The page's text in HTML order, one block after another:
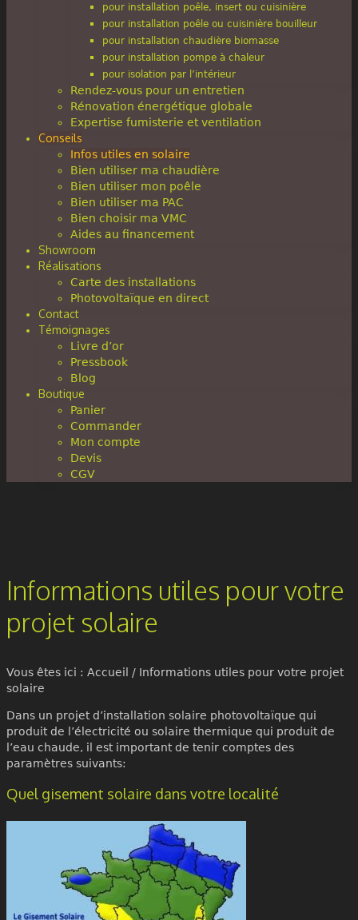
pour installation poêle, insert ou cuisinière
pour installation poêle ou cuisinière bouilleur
pour installation chaudière biomasse
pour installation pompe à chaleur
pour isolation par l’intérieur
Rendez-vous pour un entretien
Rénovation énergétique globale
Expertise fumisterie et ventilation
Conseils
Infos utiles en solaire
Bien utiliser ma chaudière
Bien utiliser mon poêle
Bien utiliser ma PAC
Bien choisir ma VMC
Aides au financement
Showroom
Réalisations
Carte des installations
Photovoltaïque en direct
Contact
Témoignages
Livre d’or
Pressbook
Blog
Boutique
Panier
Commander
Mon compte
Devis
CGV
Informations utiles pour votre
projet solaire
Vous êtes ici : Accueil / Informations utiles pour votre projet
solaire
Dans un projet d’installation solaire photovoltaïque qui
produit de l’électricité ou solaire thermique qui produit de
l’eau chaude, il est important de tenir comptes des
paramètres suivants:
Quel gisement solaire dans votre localité